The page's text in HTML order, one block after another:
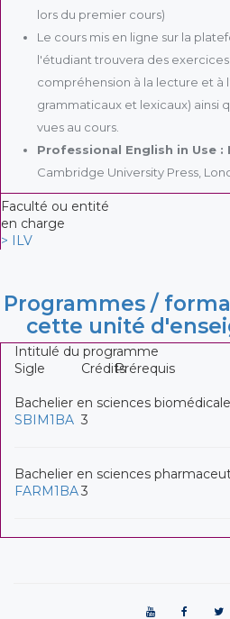
lors du premier cours)
Le cours mis en ligne sur la
l'étudiant trouvera des
compréhension à la lecture et à
grammaticaux et lexicaux) ainsi
vues au cours.
Professional English in Use :
Cambridge University Press,
Faculté ou entité
en charge
> ILV
Programmes /
cette unité
Intitulé du programme
Sigle
CréditsPrérequis
Bachelier en sciences
SBIM1BA 3
Bachelier en sciences
FARM1BA3